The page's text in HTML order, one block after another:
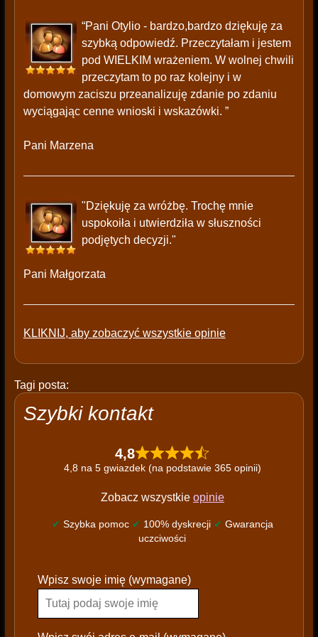
“Pani Otylio - bardzo,bardzo dziękuję za
szybką odpowiedź. Przeczytałam i jestem
pod WIELKIM wrażeniem. W wolnej chwili
przeczytam to po raz kolejny i w
domowym zaciszu przeanalizuję zdanie po zdaniu
wyciągając cenne wnioski i wskazówki. ”
Pani Marzena
"Dziękuję za wróżbę. Trochę mnie
uspokoiła i utwierdziła w słuszności
podjętych decyzji."
Pani Małgorzata
KLIKNIJ, aby zobaczyć wszystkie opinie
Tagi posta:
Szybki kontakt
4,8
4,8 na 5 gwiazdek (na podstawie 365 opinii)
Zobacz wszystkie opinie
✔ Szybka pomoc ✔ 100% dyskrecji ✔ Gwarancja
uczciwości
l
a
Wpisz swoje imię (wymagane)